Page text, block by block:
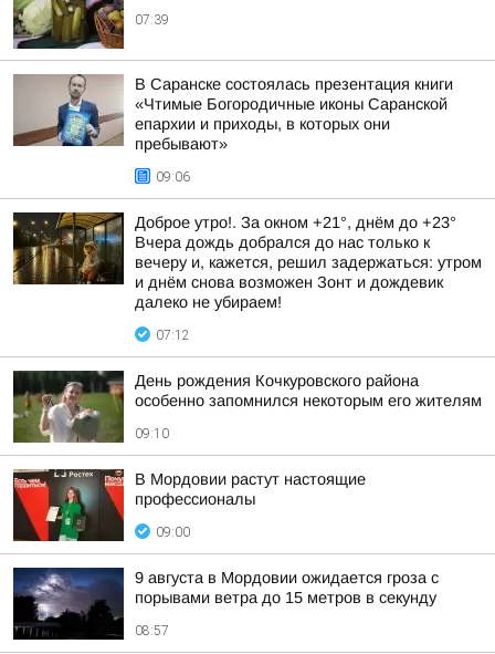
07:39
В Саранске состоялась презентация книги
«Чтимые Богородичные иконы Саранской
епархии и приходы, в которых они
пребывают»
09:06
Доброе утро!. За окном +21°, днём до +23°
Вчера дождь добрался до нас только к
вечеру и, кажется, решил задержаться: утром
и днём снова возможен Зонт и дождевик
далеко не убираем!
07:12
День рождения Кочкуровского района
особенно запомнился некоторым его жителям
09:10
В Мордовии растут настоящие
профессионалы
09:00
9 августа в Мордовии ожидается гроза с
порывами ветра до 15 метров в секунду
08:57